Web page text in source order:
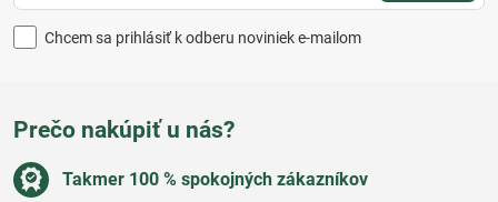
Chcem sa prihlásiť k odberu noviniek e-mailom
Prečo nakúpiť u nás?
Takmer 100 % spokojných zákazníkov